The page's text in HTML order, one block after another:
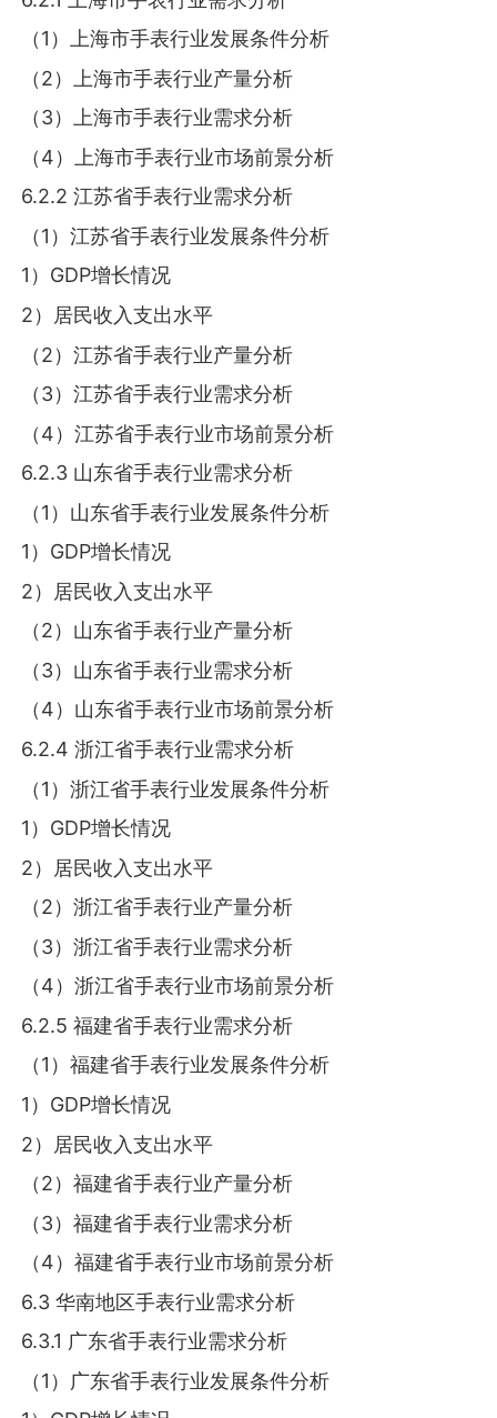
（1）上海市手表行业发展条件分析
（2）上海市手表行业产量分析
（3）上海市手表行业需求分析
（4）上海市手表行业市场前景分析
6.2.2 江苏省手表行业需求分析
（1）江苏省手表行业发展条件分析
1）GDP增长情况
2）居民收入支出水平
（2）江苏省手表行业产量分析
（3）江苏省手表行业需求分析
（4）江苏省手表行业市场前景分析
6.2.3 山东省手表行业需求分析
（1）山东省手表行业发展条件分析
1）GDP增长情况
2）居民收入支出水平
（2）山东省手表行业产量分析
（3）山东省手表行业需求分析
（4）山东省手表行业市场前景分析
6.2.4 浙江省手表行业需求分析
（1）浙江省手表行业发展条件分析
1）GDP增长情况
2）居民收入支出水平
（2）浙江省手表行业产量分析
（3）浙江省手表行业需求分析
（4）浙江省手表行业市场前景分析
6.2.5 福建省手表行业需求分析
（1）福建省手表行业发展条件分析
1）GDP增长情况
2）居民收入支出水平
（2）福建省手表行业产量分析
（3）福建省手表行业需求分析
（4）福建省手表行业市场前景分析
6.3 华南地区手表行业需求分析
6.3.1 广东省手表行业需求分析
（1）广东省手表行业发展条件分析